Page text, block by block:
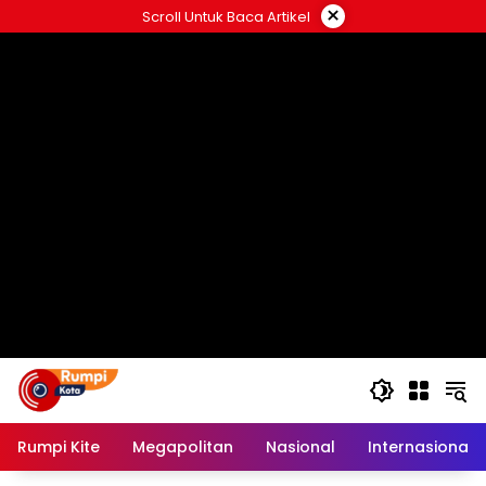
ke
Scroll Untuk Baca Artikel ×
Rumpi Kite Megapolitan Nasional Internasional